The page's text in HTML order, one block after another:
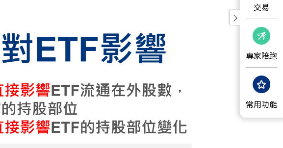
交易
專家陪跑
常用功能